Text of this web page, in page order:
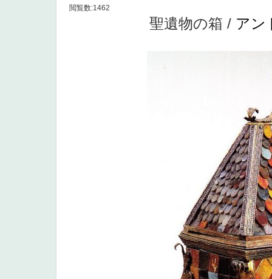
閲覧数:1462
聖遺物の箱 / アン